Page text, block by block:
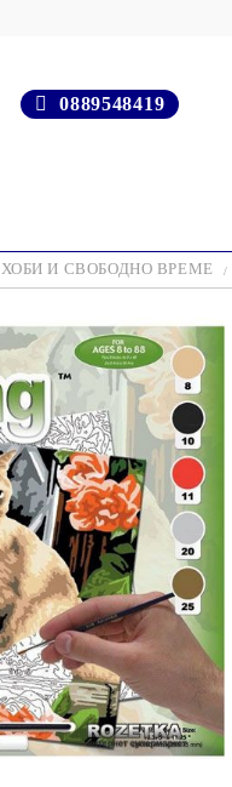
0889548419
ХОБИ И СВОБОДНО ВРЕМЕ